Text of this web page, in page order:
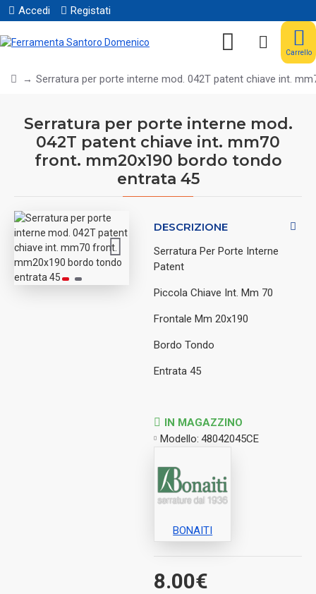
Accedi Registati
Carrello
Serratura per porte interne mod. 042T patent chiave int.
Serratura per porte interne mod.
042T patent chiave int. mm70
front. mm20x190 bordo tondo
entrata 45
DESCRIZIONE
Serratura Per Porte Interne
Patent
Piccola Chiave Int. Mm 70
Frontale Mm 20x190
Bordo Tondo
Entrata 45
8.00€
IN MAGAZZINO
Modello: 48042045CE
BONAITI